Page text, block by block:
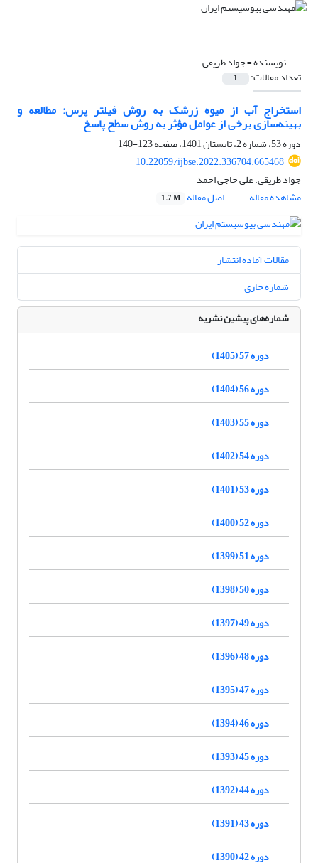
نویسنده =جواد طریقی
تعداد مقالات: 1
استخراج آب از میوه زرشک به روش فیلتر پرس: مطالعه و
بهینه‌سازی برخی از عوامل مؤثر به روش سطح پاسخ
دوره 53، شماره 2، تابستان 1401، صفحه
123-140
10.22059/ijbse.2022.336704.665468
جواد طریقی، علی حاجی احمد
مشاهده مقاله
اصل مقاله 1.7 M
مقالات آماده انتشار
شماره جاری
شماره‌های پیشین نشریه
دوره 57 (1405)
دوره 56 (1404)
دوره 55 (1403)
دوره 54 (1402)
دوره 53 (1401)
دوره 52 (1400)
دوره 51 (1399)
دوره 50 (1398)
دوره 49 (1397)
دوره 48 (1396)
دوره 47 (1395)
دوره 46 (1394)
دوره 45 (1393)
دوره 44 (1392)
دوره 43 (1391)
دوره 42 (1390)